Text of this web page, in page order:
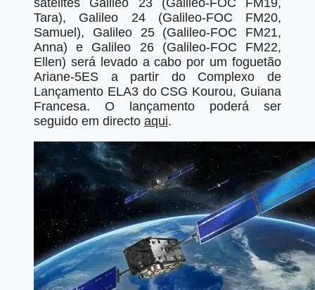
satélites Galileo 23 (Galileo-FOC FM19,
Tara), Galileo 24 (Galileo-FOC FM20,
Samuel), Galileo 25 (Galileo-FOC FM21,
Anna) e Galileo 26 (Galileo-FOC FM22,
Ellen) será levado a cabo por um foguetão
Ariane-5ES a partir do Complexo de
Lançamento ELA3 do CSG Kourou, Guiana
Francesa. O lançamento poderá ser
seguido em directo aqui.